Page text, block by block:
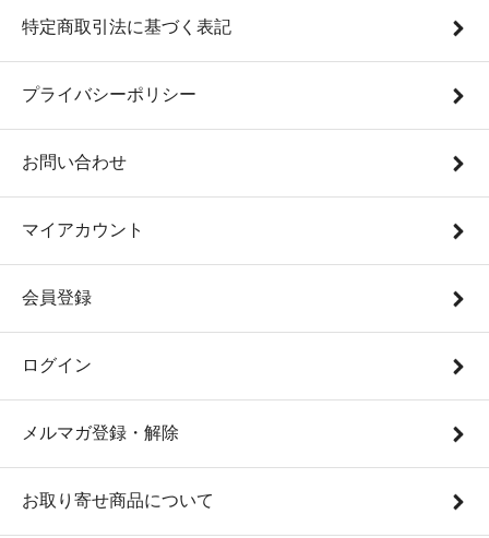
特定商取引法に基づく表記
プライバシーポリシー
お問い合わせ
マイアカウント
会員登録
ログイン
メルマガ登録・解除
お取り寄せ商品について